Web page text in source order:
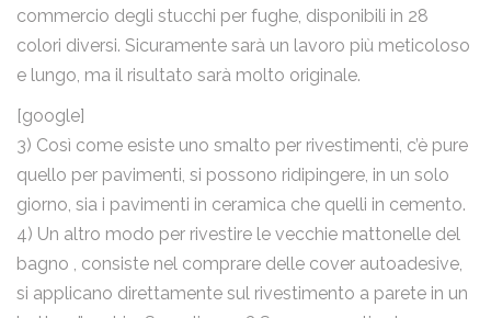
commercio degli stucchi per fughe, disponibili in 28
colori diversi. Sicuramente sarà un lavoro più meticoloso
e lungo, ma il risultato sarà molto originale.
[google]
3) Così come esiste uno smalto per rivestimenti, c’è pure
quello per pavimenti, si possono ridipingere, in un solo
giorno, sia i pavimenti in ceramica che quelli in cemento.
4) Un altro modo per rivestire le vecchie mattonelle del
bagno , consiste nel comprare delle cover autoadesive,
si applicano direttamente sul rivestimento a parete in un
email
Nome